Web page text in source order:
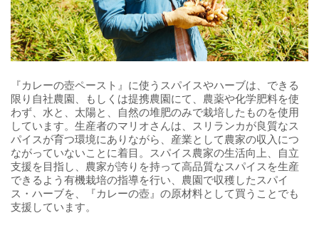
『カレーの壺ペースト』に使うスパイスやハーブは、できる
限り自社農園、もしくは提携農園にて、農薬や化学肥料を使
わず、水と、太陽と、自然の堆肥のみで栽培したものを使用
しています。生産者のマリオさんは、スリランカが良質なス
パイスが育つ環境にありながら、産業として農家の収入につ
ながっていないことに着目。スパイス農家の生活向上、自立
支援を目指し、農家が誇りを持って高品質なスパイスを生産
できるよう有機栽培の指導を行い、農園で収穫したスパイ
ス・ハーブを、『カレーの壺』の原材料として買うことでも
支援しています。